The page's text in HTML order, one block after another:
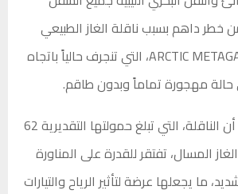
خطر داهم بسبب ناقلة الغاز الطبيعي
المسال الروسية ARCTIC METAGAZ، التي تنجرف حالياً باتجاه
حالة مهجورة تماماً وبدون طاقم.
وأوضحت المصلحة أن الناقلة، التي تبلغ حمولتها التقديرية 62
المسال، تفتقر للقدرة على المناورة
ما يجعلها عرضة لتأثير الرياح والتيارات